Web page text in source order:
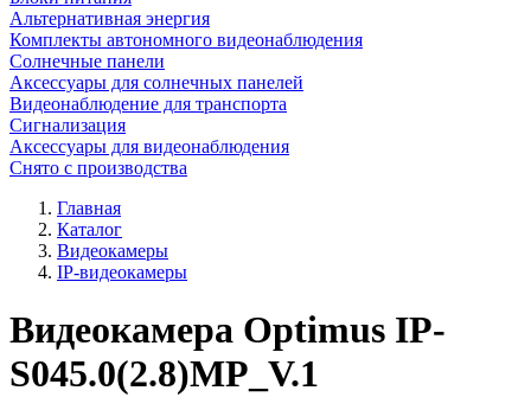
Альтернативная энергия
Комплекты автономного видеонаблюдения
Солнечные панели
Аксессуары для солнечных панелей
Видеонаблюдение для транспорта
Сигнализация
Аксессуары для видеонаблюдения
Снято с производства
Главная
Каталог
Видеокамеры
IP-видеокамеры
Видеокамера Optimus IP-
S045.0(2.8)MP_V.1